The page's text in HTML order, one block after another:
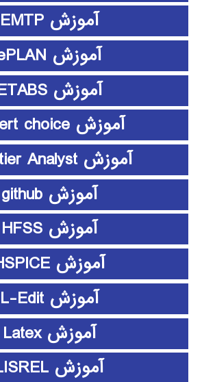
آموزش EMTP
آموزش ePLAN
آموزش ETABS
آموزش expert choice
آموزش Frontier Analyst
آموزش github
آموزش HFSS
آموزش HSPICE
آموزش L-Edit
آموزش Latex
آموزش LISREL